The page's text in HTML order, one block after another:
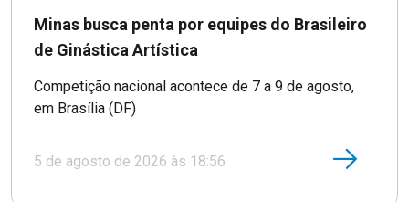
Minas busca penta por equipes do Brasileiro
de Ginástica Artística
Competição nacional acontece de 7 a 9 de agosto,
em Brasília (DF)
5 de agosto de 2026 às 18:56